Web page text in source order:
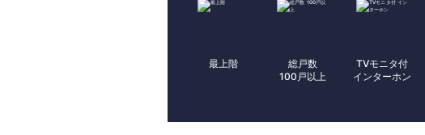
最上階
総戸数
100戸以上
TVモニタ付
インターホン